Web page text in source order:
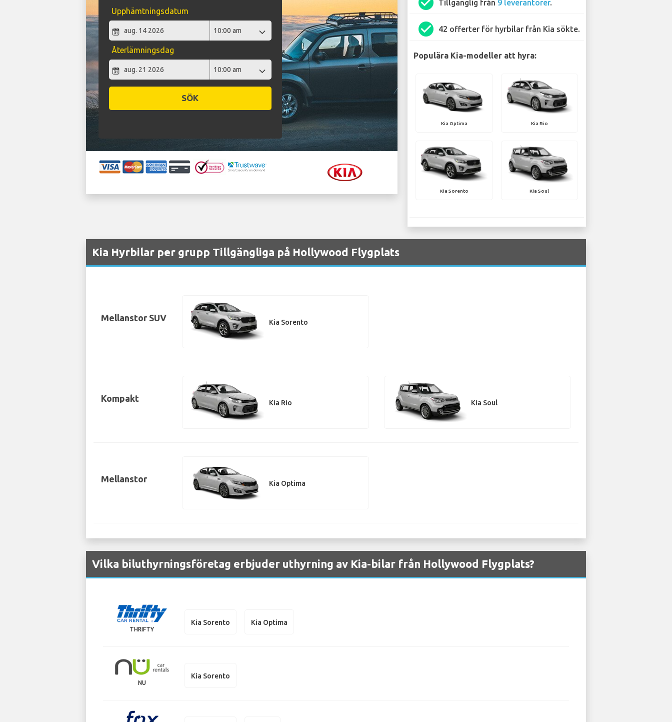
Upphämtningsdatum
Återlämningsdag
SÖK
Tillgänglig från 9 leverantörer.
check_circle 42 offerter för hyrbilar från Kia sökte.
Populära Kia-modeller att hyra:
Kia Optima Kia Rio
Kia Sorento Kia Soul
Kia Hyrbilar per grupp Tillgängliga på Hollywood Flygplats
Mellanstor SUV Kia Sorento
Kompakt Kia Rio Kia Soul
Mellanstor Kia Optima
Vilka biluthyrningsföretag erbjuder uthyrning av Kia-bilar från Hollywood Flygplats?
THRIFTY
Kia Sorento Kia Optima
NU
Kia Sorento